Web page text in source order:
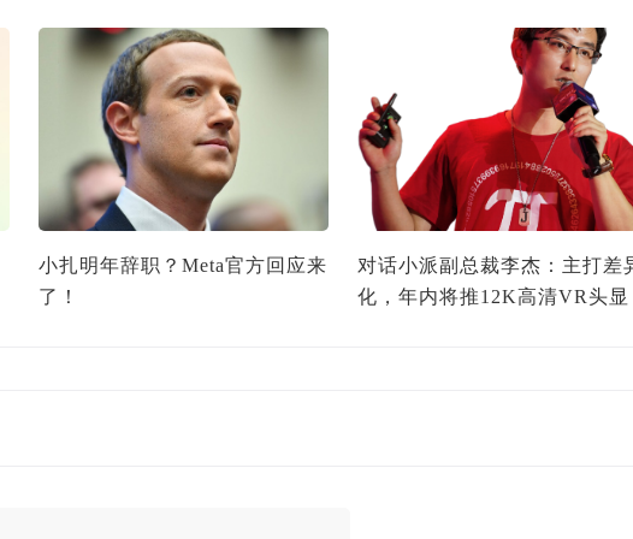
小扎明年辞职？Meta官方回应来
了！
对话小派副总裁李杰：主打差
化，年内将推12K高清VR头显